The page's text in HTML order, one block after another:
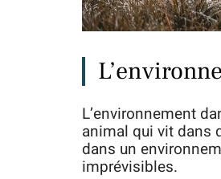
L’environnement
animal qui vit dans
dans un
imprévisibles.